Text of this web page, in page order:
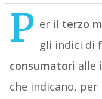
P er il terzo
gli indici di
consumatori alle
che indicano,